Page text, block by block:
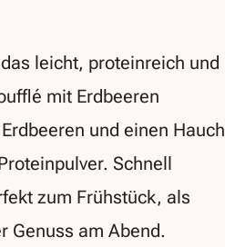
leicht, proteinreich und
mit Erdbeeren
und einen Hauch
Schnell
zum Frühstück, als
Genuss am Abend.